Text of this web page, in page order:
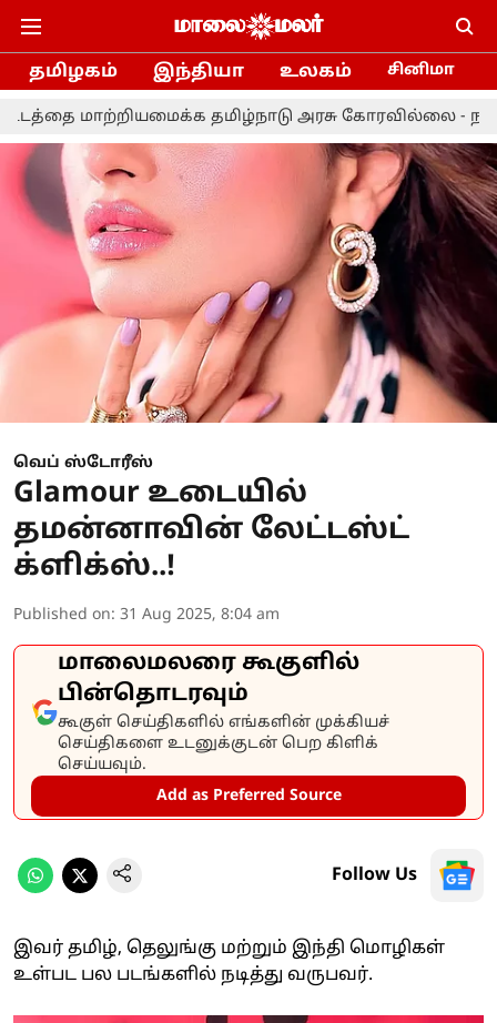
தமிழகம் இந்தியா உலகம் சினிமா
தமிழ்நாடு அரசு கோரவில்லை - நாடாளுமன்றத்தில்
வெப் ஸ்டோரீஸ்
Glamour உடையில்
தமன்னாவின் லேட்டஸ்ட்
க்ளிக்ஸ்..!
Published on: 31 Aug 2025, 8:04 am
மாலைமலரை கூகுளில்
பின்தொடரவும்
கூகுள் செய்திகளில் எங்களின் முக்கியச்
செய்திகளை உடனுக்குடன் பெற கிளிக்
செய்யவும்.
Add as Preferred Source
Follow Us
இவர் தமிழ், தெலுங்கு மற்றும் இந்தி மொழிகள்
உள்பட பல படங்களில் நடித்து வருபவர்.